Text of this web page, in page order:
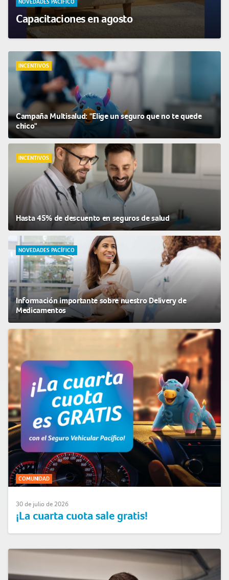
NOVEDADES PACÍFICO
Capacitaciones en agosto
INCENTIVOS
Campaña Multisalud: "Elige un seguro que no te quede
chico"
INCENTIVOS
Hasta 45% de descuento en seguros de salud
NOVEDADES PACÍFICO
Información importante sobre nuestro Delivery de
Medicamentos
COMUNIDAD
30 de julio de 2026
¡La cuarta cuota sale gratis!